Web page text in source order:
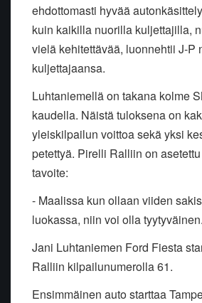
ehdottomasti hyvää
kuin kaikilla nuorilla kuljettajilla,
vielä kehitettävää, luonnehtii J-P
kuljettajaansa.
Luhtaniemellä on takana kolme
kaudella. Näistä tuloksena on
yleiskilpailun voittoa sekä yksi
petettyä. Pirelli Ralliin on
tavoite:
- Maalissa kun ollaan viiden
luokassa, niin voi olla tyytyväinen.
Jani Luhtaniemen Ford Fiesta
Ralliin kilpailunumerolla 61.
Ensimmäinen auto starttaa